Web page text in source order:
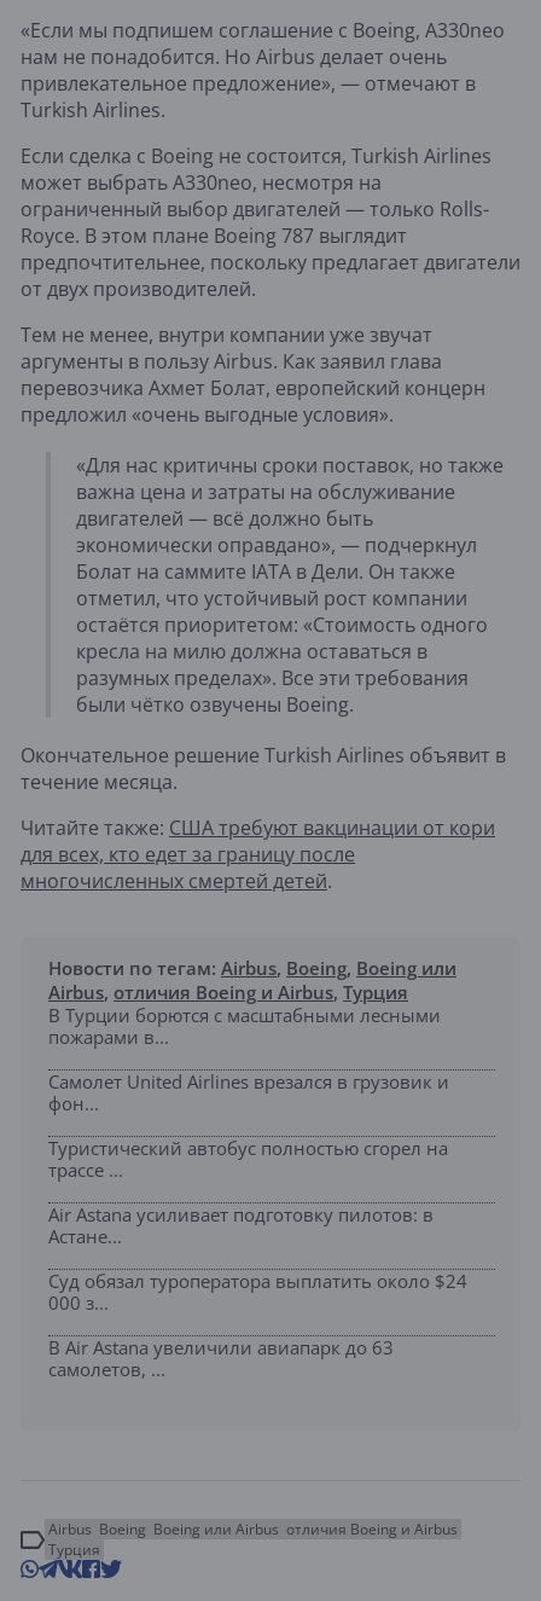
«Если мы подпишем соглашение с Boeing, A330neo
нам не понадобится. Но Airbus делает очень
привлекательное предложение», — отмечают в
Turkish Airlines.
Если сделка с Boeing не состоится, Turkish Airlines
может выбрать A330neo, несмотря на
ограниченный выбор двигателей — только Rolls-
Royce. В этом плане Boeing 787 выглядит
предпочтительнее, поскольку предлагает двигатели
от двух производителей.
Тем не менее, внутри компании уже звучат
аргументы в пользу Airbus. Как заявил глава
перевозчика Ахмет Болат, европейский концерн
предложил «очень выгодные условия».
«Для нас критичны сроки поставок, но также
важна цена и затраты на обслуживание
двигателей — всё должно быть
экономически оправдано», — подчеркнул
Болат на саммите IATA в Дели. Он также
отметил, что устойчивый рост компании
остаётся приоритетом: «Стоимость одного
кресла на милю должна оставаться в
разумных пределах». Все эти требования
были чётко озвучены Boeing.
Окончательное решение Turkish Airlines объявит в
течение месяца.
Читайте также: США требуют вакцинации от кори
для всех, кто едет за границу после
многочисленных смертей детей.
Новости по тегам: Airbus, Boeing, Boeing или
Airbus, отличия Boeing и Airbus, Турция
В Турции борются с масштабными лесными
пожарами в...
Самолет United Airlines врезался в грузовик и
фон...
Туристический автобус полностью сгорел на
трассе ...
Air Astana усиливает подготовку пилотов: в
Астане...
Суд обязал туроператора выплатить около $24
000 з...
В Air Astana увеличили авиапарк до 63
самолетов, ...
Airbus Boeing Boeing или Airbus отличия Boeing и Airbus
Турция